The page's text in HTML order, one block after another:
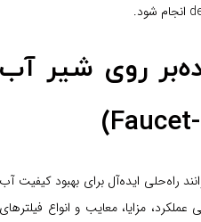
روی شیر آب
راه‌حلی ایده‌آل برای بهبود کیفیت آب
مزایا، معایب و انواع فیلترهای